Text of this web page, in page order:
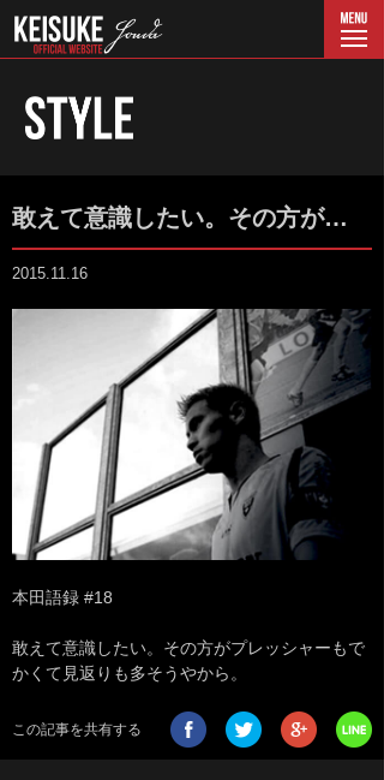
敢えて意識したい。その方が…
2015.11.16
本田語録 #18
敢えて意識したい。その方がプレッシャーもで
かくて見返りも多そうやから。
この記事を共有する